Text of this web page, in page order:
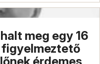
meg egy 16
figyelmeztető